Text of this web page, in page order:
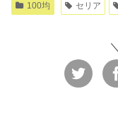
100均 セリア